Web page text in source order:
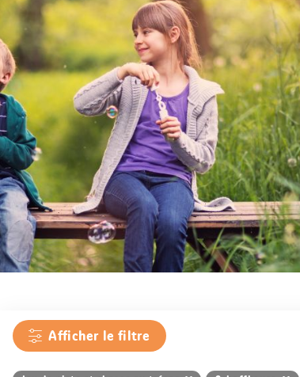
Afficher le filtre